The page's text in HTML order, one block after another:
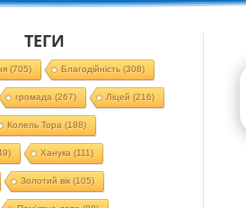
ТЕГИ
(705) Благодійність (308)
громада (267) Ліцей (216)
Колель Тора (188)
Ханука (111)
Золотий вік(105)